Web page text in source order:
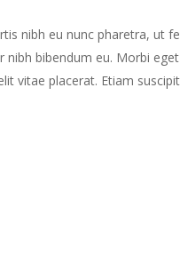
nibh eu nunc pharetra, ut
bibendum eu. Morbi
vitae placerat. Etiam